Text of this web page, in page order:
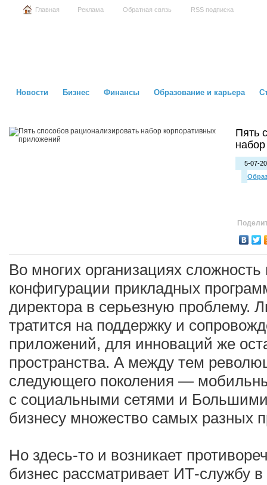
Главная Реклама Обратная связь RSS подписка
Новости Бизнес Финансы Образование и карьера
Пять
5-07-
Во многих организациях
конфигурации прикладных
директора в серьезную проблему.
тратится на поддержку и
приложений, для инноваций же
пространства. А между тем
следующего поколения —
с социальными сетями и
бизнесу множество самых разных
Но здесь-то и возникает
бизнес рассматривает ИТ-службу в